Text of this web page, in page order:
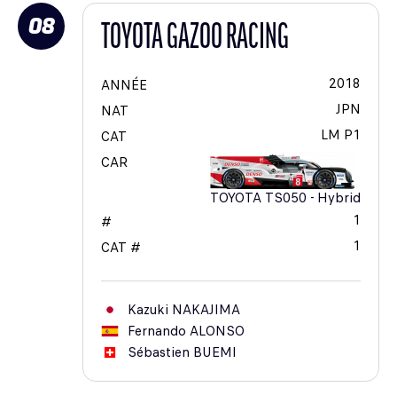
08 TOYOTA GAZOO RACING
ANNÉE
2018
NAT
JPN
CAT
LM P1
CAR
TOYOTA TS050 - Hybrid
#
1
CAT #
1
Kazuki NAKAJIMA
Fernando ALONSO
Sébastien BUEMI